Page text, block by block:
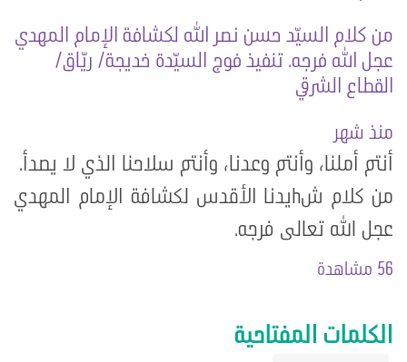
من كلام السيّد حسن نصر الله لكشافة الإمام المهدي
عجل الله فرجه. تنفيذ فوج السيّدة خديجة/ ريّاق/
القطاع الشرقي
منذ شهر
أنتم أملنا، وأنتم وعدنا، وأنتم سلاحنا الذي لا يصدأ.
من كلام شhيدنا الأقدس لكشافة الإمام المهدي
عجل الله تعالى فرجه.
56 مشاهدة
الكلمات المفتاحية